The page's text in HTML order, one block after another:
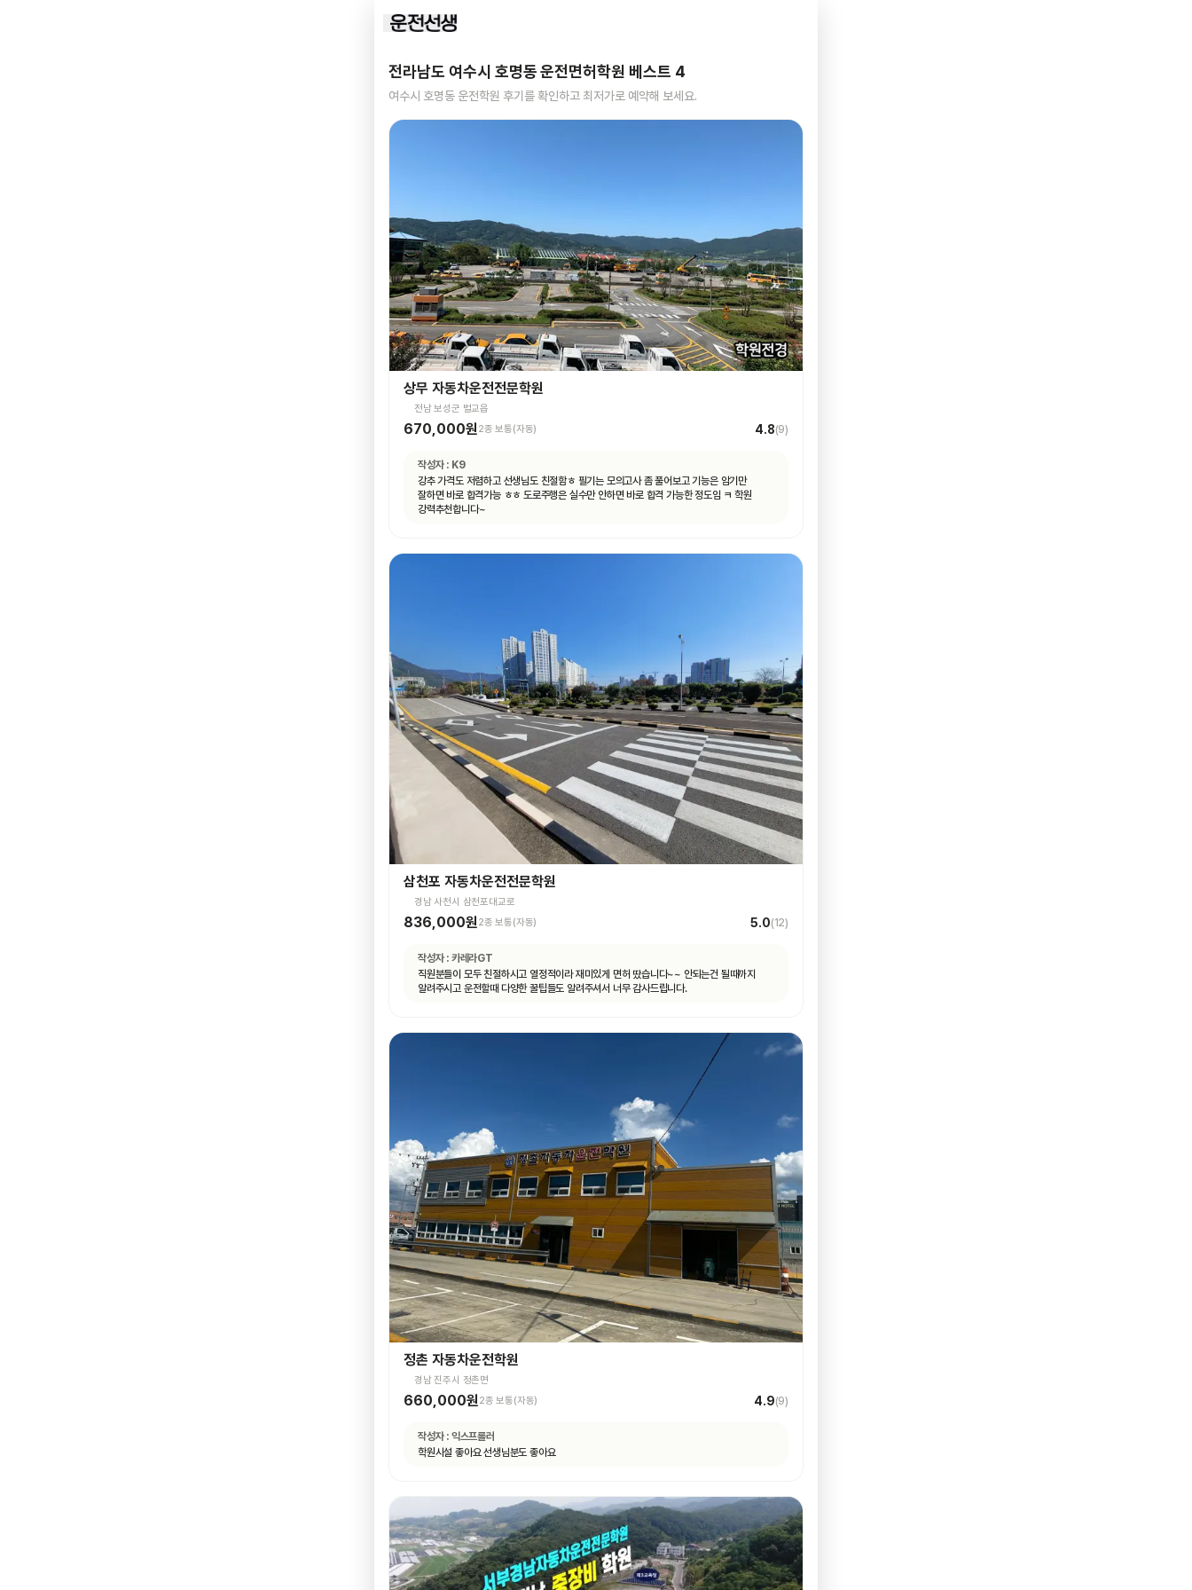
전라남도 여수시 호명동운전면허학원 베스트 4
여수시 호명동 운전학원 후기를 확인하고 최저가로 예약해 보세요.
상무 자동차운전전문학원
전남 보성군 벌교읍
670,000원2종 보통(자동) 4.8(9)
작성자 : K9
강추 가격도 저렴하고 선생님도 친절함ㅎ 필기는 모의고사 좀 풀어보고 기능은 암기만
잘하면 바로 합격가능 ㅎㅎ 도로주행은 실수만 안하면 바로 합격 가능한 정도임 ㅋ 학원
강력추천합니다~
삼천포 자동차운전전문학원
경남 사천시 삼천포대교로
836,000원 2종 보통(자동) 5.0(12)
작성자 : 카레라GT
직원분들이 모두 친절하시고 열정적이라 재미있게 면허 땄습니다~~ 안되는건 될때까지
알려주시고 운전할때 다양한 꿀팁들도 알려주셔서 너무 감사드립니다.
정촌 자동차운전학원
경남 진주시 정촌면
660,000원2종 보통(자동) 4.9(9)
작성자 : 익스프롤러
학원시설 좋아요 선생님분도 좋아요